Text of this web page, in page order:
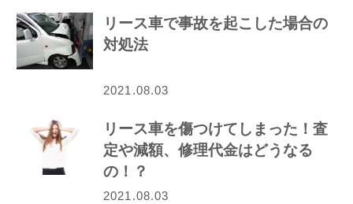
リース車で事故を起こした場合の
対処法
2021.08.03
リース車を傷つけてしまった！査
定や減額、修理代金はどうなる
の！？
2021.08.03